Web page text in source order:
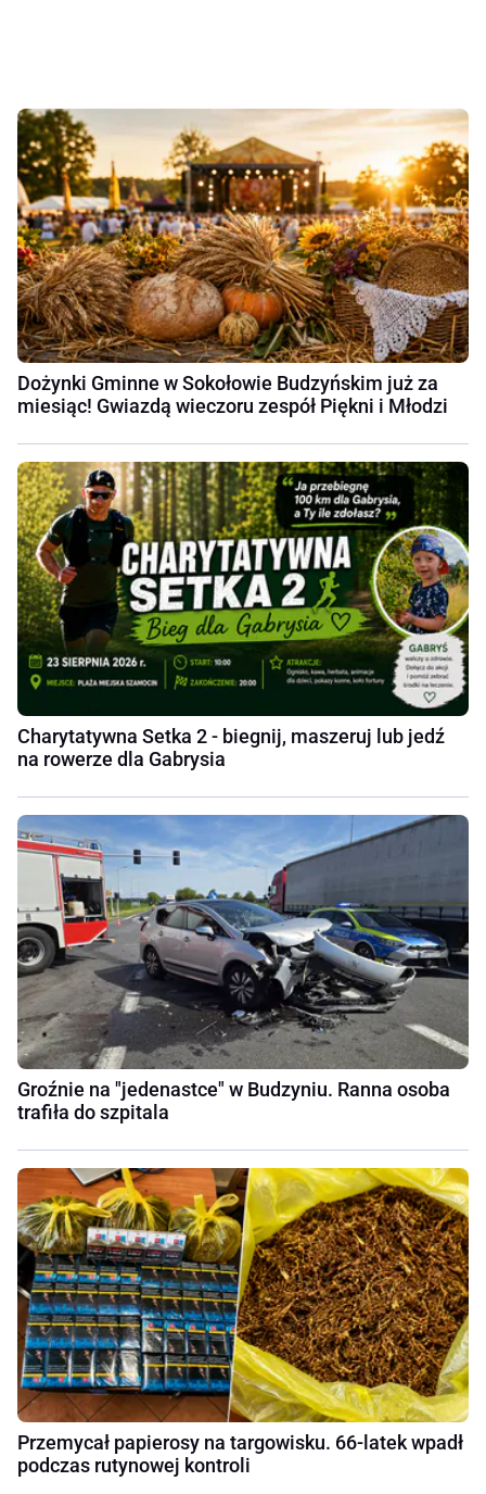
Dożynki Gminne w Sokołowie Budzyńskim już za
miesiąc! Gwiazdą wieczoru zespół Piękni i Młodzi
Charytatywna Setka 2 - biegnij, maszeruj lub jedź
na rowerze dla Gabrysia
Groźnie na "jedenastce" w Budzyniu. Ranna osoba
trafiła do szpitala
Przemycał papierosy na targowisku. 66-latek wpadł
podczas rutynowej kontroli